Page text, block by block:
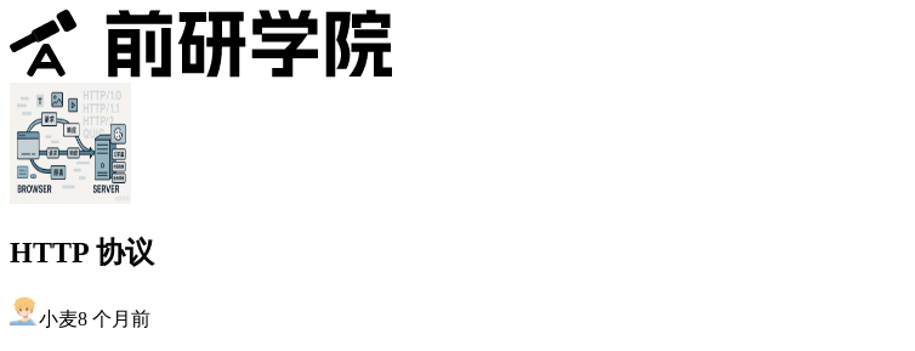
HTTP 协议
小麦8 个月前